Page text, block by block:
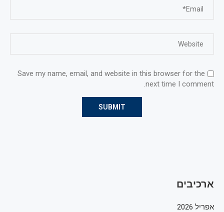
Save my name, email, and website in this browser for the
next time I comment.
ארכיבים
אפריל 2026